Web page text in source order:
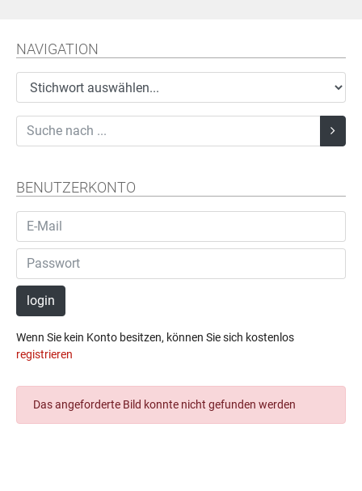
NAVIGATION
BENUTZERKONTO
login
Wenn Sie kein Konto besitzen, können Sie sich kostenlos
registrieren
Das angeforderte Bild konnte nicht gefunden werden